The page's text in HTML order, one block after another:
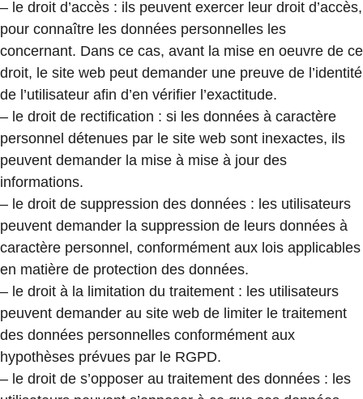
– le droit d’accès : ils peuvent exercer leur droit d’accès,
pour connaître les données personnelles les
concernant. Dans ce cas, avant la mise en oeuvre de ce
droit, le site web peut demander une preuve de l’identité
de l’utilisateur afin d’en vérifier l’exactitude.
– le droit de rectification : si les données à caractère
personnel détenues par le site web sont inexactes, ils
peuvent demander la mise à mise à jour des
informations.
– le droit de suppression des données : les utilisateurs
peuvent demander la suppression de leurs données à
caractère personnel, conformément aux lois applicables
en matière de protection des données.
– le droit à la limitation du traitement : les utilisateurs
peuvent demander au site web de limiter le traitement
des données personnelles conformément aux
hypothèses prévues par le RGPD.
– le droit de s’opposer au traitement des données : les